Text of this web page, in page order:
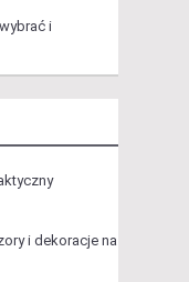
i
i dekoracje na